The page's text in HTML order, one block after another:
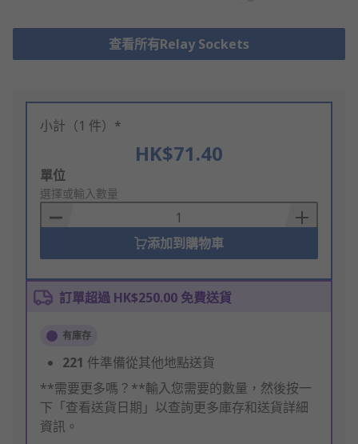
查看所有Relay Sockets
小計（1 件）*
HK$71.40
Add
to
Basket
單位
選擇或輸入數量
添加到購物車
訂單超過 HK$250.00 免費送貨
有庫存
221 件準備從其他地點送貨
**需要更多嗎？**輸入您需要的數量，然後按一
下「查看送貨日期」以查詢更多庫存和送貨詳細
資訊。